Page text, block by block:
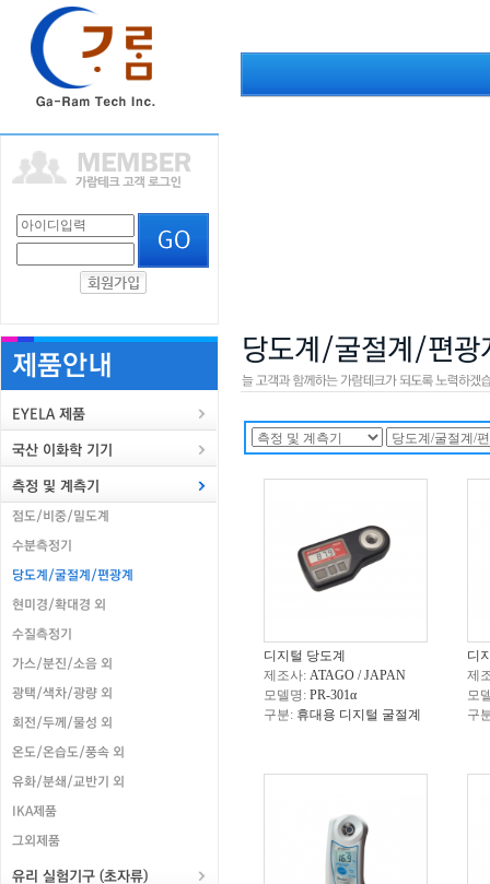
디지털 당도계
제조사: ATAGO / JAPAN
모델명: PR-301α
구분: 휴대용 디지털 굴절계
디
제
모
구